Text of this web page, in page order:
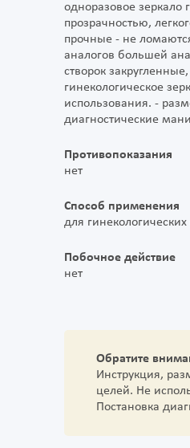
одноразовое зеркало
прозрачностью,
прочные - не
аналогов большей
створок
гинекологическое
использования. -
диагностические
Противопоказания
нет
Способ применения
для
Побочное действие
нет
Обратите
Инструкция,
целей. Не
Постановка